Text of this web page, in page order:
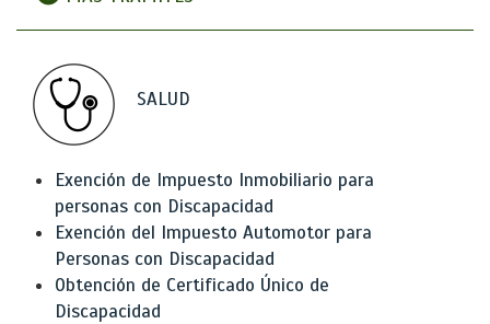
SALUD
Exención de Impuesto Inmobiliario para
personas con Discapacidad
Exención del Impuesto Automotor para
Personas con Discapacidad
Obtención de Certificado Único de
Discapacidad